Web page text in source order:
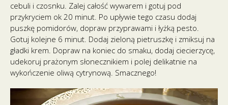
cebuli i czosnku. Zalej całość wywarem i gotuj pod
przykryciem ok 20 minut. Po upływie tego czasu dodaj
puszkę pomidorów, dopraw przyprawami i łyżką pesto.
Gotuj kolejne 6 minut. Dodaj zieloną pietruszkę i zmiksuj na
gładki krem. Dopraw na koniec do smaku, dodaj ciecierzycę,
udekoruj prażonym słonecznikiem i polej delikatnie na
wykończenie oliwą cytrynową. Smacznego!